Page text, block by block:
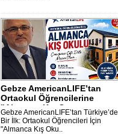
Gebze AmericanLIFE’tan
Ortaokul Öğrencilerine
"Almanca Kış O..
Gebze AmericanLIFE’tan Türkiye’de
Bir İlk: Ortaokul Öğrencileri İçin
"Almanca Kış Oku..